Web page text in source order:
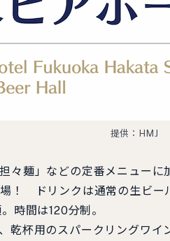
提供：HMJ
々麺」などの定番メニュー
！ ドリンクは通常の生ビー
時間は120分制。
乾杯用のスパークリングワイ